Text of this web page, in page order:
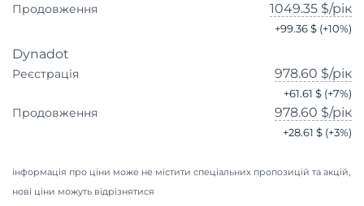
Продовження 1049.35 $/рік
+99.36 $ (+10%)
Dynadot
Реєстрація 978.60 $/рік
+61.61 $ (+7%)
Продовження 978.60 $/рік
+28.61 $ (+3%)
інформація про ціни може не містити спеціальних пропозицій та акцій,
нові ціни можуть відрізнятися